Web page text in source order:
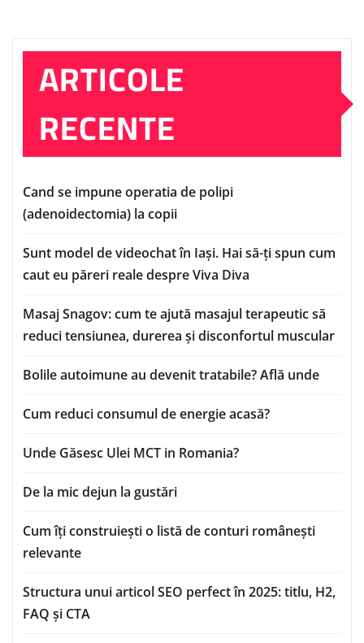
ARTICOLE
RECENTE
Cand se impune operatia de polipi
(adenoidectomia) la copii
Sunt model de videochat în Iași. Hai să-ți spun cum
caut eu păreri reale despre Viva Diva
Masaj Snagov: cum te ajută masajul terapeutic să
reduci tensiunea, durerea și disconfortul muscular
Bolile autoimune au devenit tratabile? Află unde
Cum reduci consumul de energie acasă?
Unde Găsesc Ulei MCT in Romania?
De la mic dejun la gustări
Cum îți construiești o listă de conturi românești
relevante
Structura unui articol SEO perfect în 2025: titlu, H2,
FAQ și CTA